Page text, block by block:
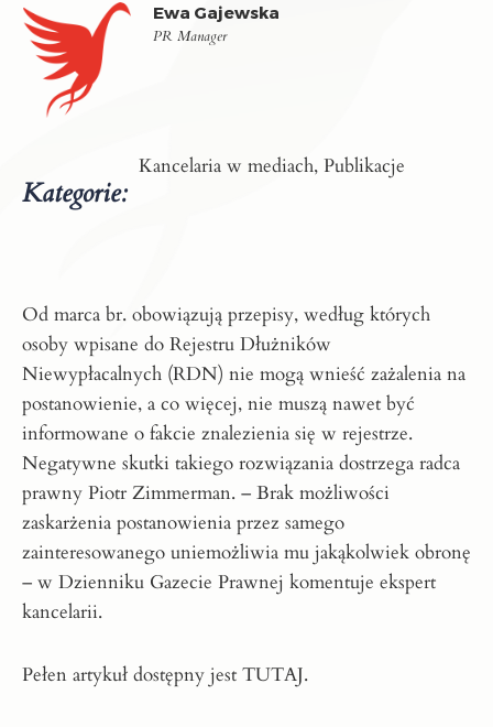
Ewa Gajewska
PR Manager
Kategorie:
Kancelaria w mediach, Publikacje
Od marca br. obowiązują przepisy, według których
osoby wpisane do Rejestru Dłużników
Niewypłacalnych (RDN) nie mogą wnieść zażalenia na
postanowienie, a co więcej, nie muszą nawet być
informowane o fakcie znalezienia się w rejestrze.
Negatywne skutki takiego rozwiązania dostrzega radca
prawny Piotr Zimmerman. – Brak możliwości
zaskarżenia postanowienia przez samego
zainteresowanego uniemożliwia mu jakąkolwiek obronę
– w Dzienniku Gazecie Prawnej komentuje ekspert
kancelarii.
Pełen artykuł dostępny jest TUTAJ.